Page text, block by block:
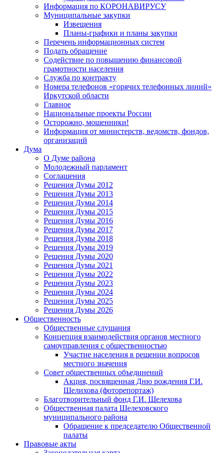
Информация по КОРОНАВИРУСУ
Муниципальные закупки
Извещения
Планы-графики и планы закупки
Перечень информационных систем
Подать обращение
Содействие по повышению финансовой
грамотности населения
Служба по контракту
Номера телефонов «горячих телефонных линий»
Иркутской области
Главное
Национальные проекты России
Осторожно, мошенники!
Информация от министерств, ведомств, фондов,
организаций
Дума
О Думе района
Молодежный парламент
Соглашения
Решения Думы 2012
Решения Думы 2013
Решения Думы 2014
Решения Думы 2015
Решения Думы 2016
Решения Думы 2017
Решения Думы 2018
Решения Думы 2019
Решения Думы 2020
Решения Думы 2021
Решения Думы 2022
Решения Думы 2023
Решения Думы 2024
Решения Думы 2025
Решения Думы 2026
Общественность
Общественные слушания
Концепция взаимодействия органов местного
самоуправления с общественностью
Участие населения в решении вопросов
местного значения
Совет общественных объединений
Акция, посвященная Дню рождения Г.И.
Шелихова (фоторепортаж)
Благотворительный фонд Г.И. Шелехова
Общественная палата Шелеховского
муниципального района
Обращение к председателю Общественной
палаты
Правовые акты